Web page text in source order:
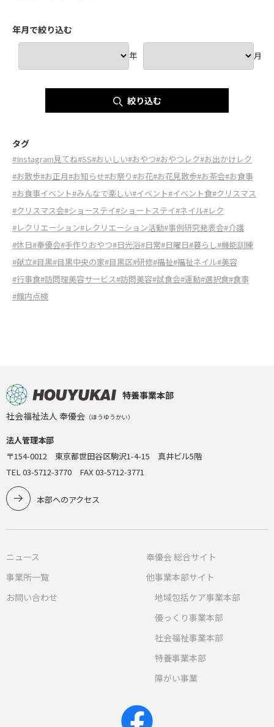
年月で絞り込む
年 月
絞り込む
タグ
#Instagram見てね#SS#おいしい#おやつ#おやつレク#お出かけレク
#お散歩#お正月#お知らせ#お祭り#お花#お花見散歩#お茶会#お食事
#お食事イベント#みんなで楽しい#イベント#イベント食#クリスマス
#クリスマス会#ショーステイ#ショートステイ#ネイル#レク
#レクリエーション#レクリエーション活動#事例研究発表会#介護
#休日#奉優会#手作りおやつ#日光浴#日常#日曜日#暮らし#機能訓練
#献立#目黒#目黒中央の家#目黒区#研修#福祉#福祉ネイル#美容
#行事食#訪問理美容サービス#訪問美容#試食会#運動#選択食#食事
#館内点検
特養事業本部
社会福祉法人 奉優会 （ほうゆうかい）
法人管理本部
〒154-0012 東京都世田谷区駒沢1-4-15 真井ビル5階
TEL 03-5712-3770 FAX 03-5712-3771
本部へのアクセス
ニュース
事業所一覧
お問い合わせ
奉優会 総合サイト
他事業本部サイト
地域包括ケア事業本部
優っくり事業本部
社会福祉事業本部
特養事業本部
障がい事業